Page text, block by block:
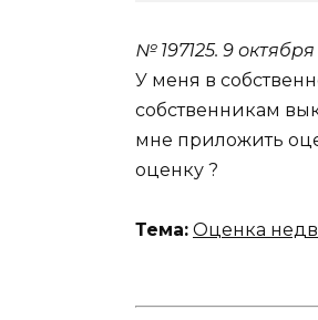
№ 197125. 9 октября
У меня в
собственникам
мне приложить
оценку ?
Тема: Оценка